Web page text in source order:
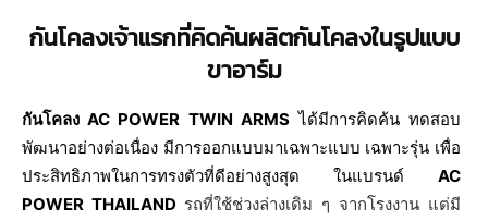
กันโคลงเจ้าแรกที่คิดค้นผลิตกันโคลงในรูปแบบ
ขาอาร์ม
กันโคลง AC POWER TWIN ARMSได้มีการคิดค้น ทดสอบ
พัฒนาอย่างต่อเนื่อง มีการออกแบบมาเฉพาะแบบ เฉพาะรุ่น เพื่อ
ประสิทธิภาพในการทรงตัวที่ดีอย่างสูงสุด ในแบรนด์ AC
POWER THAILAND รถที่ใช้ช่วงล่างเดิม ๆ จากโรงงาน แต่มี